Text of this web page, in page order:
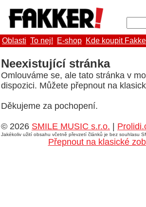
Oblasti To nej! E-shop Kde koupit
Neexistující stránka
Omlouváme se, ale tato stránka v
dispozici. Můžete přepnout na
Děkujeme za pochopení.
© 2026 SMILE MUSIC s.r.o.
Jakékoliv užití obsahu včetně převzetí článků je bez souhlasu
Přepnout na klasické